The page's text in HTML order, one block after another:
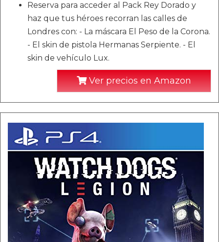
Reserva para acceder al Pack Rey Dorado y
haz que tus héroes recorran las calles de
Londres con: - La máscara El Peso de la Corona.
- El skin de pistola Hermanas Serpiente. - El
skin de vehículo Lux.
Ver precios en Amazon